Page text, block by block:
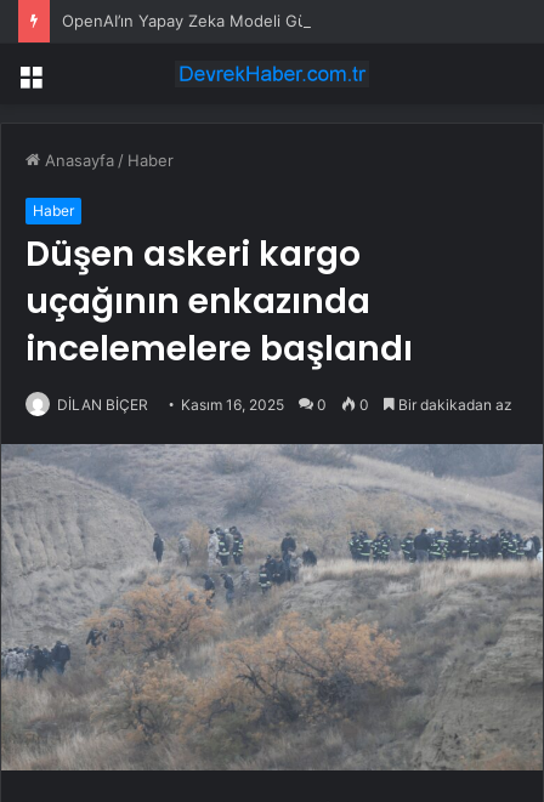
Menü
Anasayfa / Haber
Haber
Düşen askeri kargo
uçağının enkazında
incelemelere başlandı
DİLAN BİÇER Kasım 16, 2025 0 0 Bir dakikadan az